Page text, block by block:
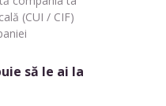
(CUI / CIF)
să le ai la